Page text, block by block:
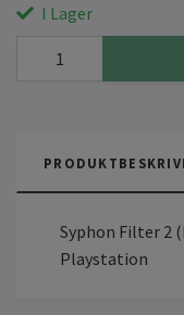
I Lager
Syphon Filter 2
Playstation